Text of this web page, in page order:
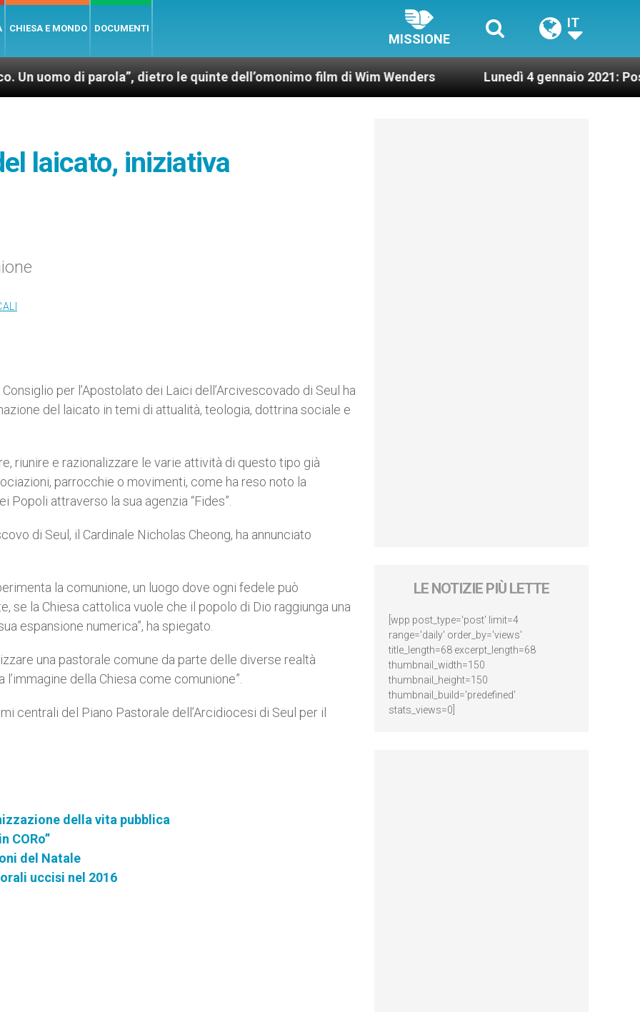
CHIESA E MONDO DOCUMENTI
MISSIONE
IT
di parola”, dietro le quinte dell’omonimo film di Wim Wenders Lunedì 4 gennaio 2021: Possesso
laicato, iniziativa
Consiglio per l’Apostolato dei Laici dell’Arcivescovado di Seul ha
del laicato in temi di attualità, teologia, dottrina sociale e
riunire e razionalizzare le varie attività di questo tipo già
parrocchie o movimenti, come ha reso noto la
Popoli attraverso la sua agenzia “Fides”.
di Seul, il Cardinale Nicholas Cheong, ha annunciato
la comunione, un luogo dove ogni fedele può
se la Chiesa cattolica vuole che il popolo di Dio raggiunga una
espansione numerica”, ha spiegato.
una pastorale comune da parte delle diverse realtà
della Chiesa come comunione”.
centrali del Piano Pastorale dell’Arcidiocesi di Seul per il
della vita pubblica
CORo”
del Natale
uccisi nel 2016
LE NOTIZIE PIÙ LETTE
[wpp post_type='post' limit=4
range='daily' order_by='views'
title_length=68 excerpt_length=68
thumbnail_width=150
thumbnail_height=150
thumbnail_build='predefined'
stats_views=0]